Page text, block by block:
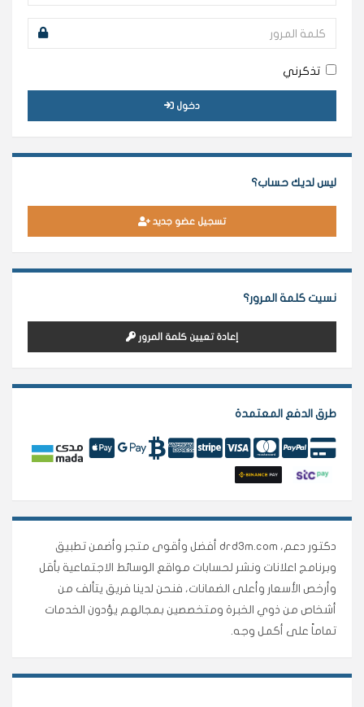
تذكرني
دخول
ليس لديك حساب؟
تسجيل عضو جديد
نسيت كلمة المرور؟
إعادة تعيين كلمة المرور
طرق الدفع المعتمدة
دكتور دعم، drd3m.com أفضل وأقوى متجر وأضمن تطبيق
وبرنامج اعلانات ونشر لحسابات مواقع الوسائط الاجتماعية بأقل
وأرخص الأسعار وأعلى الضمانات، فنحن لدينا فريق يتألف من
أشخاص من ذوي الخبرة ومتخصصين بمجالهم يؤدون الخدمات
تماماً على أكمل وجه.